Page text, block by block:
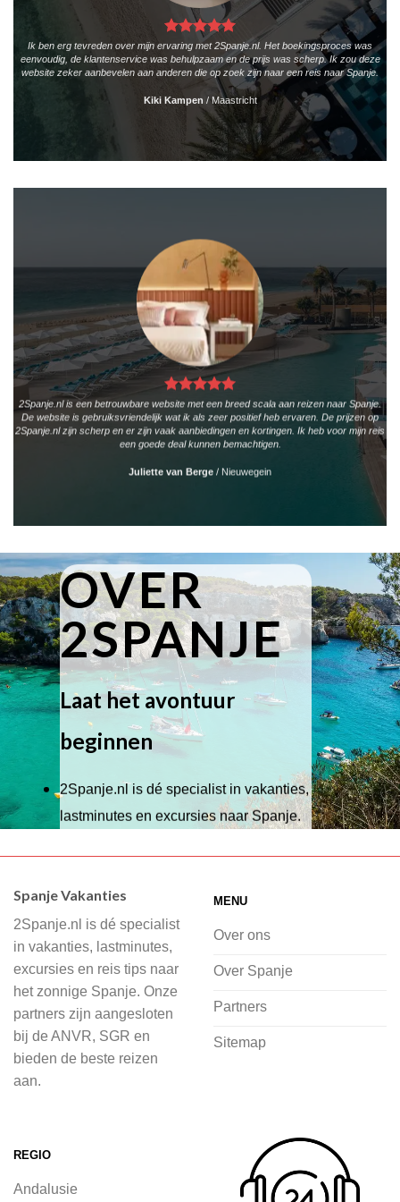
Ik ben erg tevreden over mijn ervaring met 2Spanje.nl. Het boekingsproces was
eenvoudig, de klantenservice was behulpzaam en de prijs was scherp. Ik zou deze
website zeker aanbevelen aan anderen die op zoek zijn naar een reis naar Spanje.
Kiki Kampen /Maastricht
2Spanje.nl is een betrouwbare website met een breed scala aan reizen naar Spanje.
De website is gebruiksvriendelijk wat ik als zeer positief heb ervaren. De prijzen op
2Spanje.nl zijn scherp en er zijn vaak aanbiedingen en kortingen. Ik heb voor mijn reis
een goede deal kunnen bemachtigen.
Juliette van Berge / Nieuwegein
OVER
2SPANJE
Laat het avontuur
beginnen
2Spanje.nl is dé specialist in vakanties,
lastminutes en excursies naar Spanje.
Wij hebben een breed scala aan
of je nu wilt relaxen op het strand,
cultuur wilt ontdekken of avontuur zoekt
in de natuur.
Bij 2Spanje.nl begint de voorpret al
voordat je het vliegtuig instapt, door
inspiratie op te doen over dit zonnige
vliegvakantie zoeken en boeken bij
2Spanje.nl, met een team dat altijd
klaarstaat om eventuele vragen te
Spanje Vakanties
2Spanje.nl is dé specialist
in vakanties, lastminutes,
excursies en reis tips naar
het zonnige Spanje. Onze
partners zijn aangesloten
bij de ANVR, SGR en
bieden de beste reizen
aan.
MENU
Over ons
Over Spanje
Partners
Sitemap
REGIO
Andalusie